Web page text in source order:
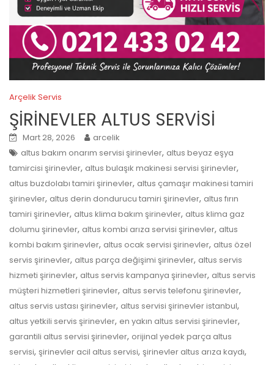
Arçelik Servis
ŞİRİNEVLER ALTUS SERVİSİ
Mart 28, 2026
arcelik
altus bakım onarım servisi şirinevler, altus beyaz eşya
tamircisi şirinevler, altus bulaşık makinesi servisi şirinevler,
altus buzdolabı tamiri şirinevler, altus çamaşır makinesi tamiri
şirinevler, altus derin dondurucu tamiri şirinevler, altus fırın
tamiri şirinevler, altus klima bakım şirinevler, altus klima gaz
dolumu şirinevler, altus kombi arıza servisi şirinevler, altus
kombi bakım şirinevler, altus ocak servisi şirinevler, altus özel
servis şirinevler, altus parça değişimi şirinevler, altus servis
hizmeti şirinevler, altus servis kampanya şirinevler, altus servis
müşteri hizmetleri şirinevler, altus servis telefonu şirinevler,
altus servis ustası şirinevler, altus servisi şirinevler istanbul,
altus yetkili servis şirinevler, en yakın altus servisi şirinevler,
garantili altus servisi şirinevler, orijinal yedek parça altus
servisi, şirinevler acil altus servisi, şirinevler altus arıza kaydı,